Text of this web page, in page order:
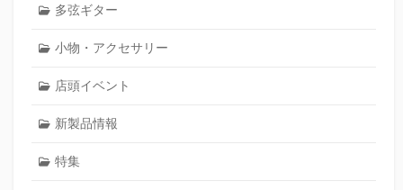
多弦ギター
小物・アクセサリー
店頭イベント
新製品情報
特集